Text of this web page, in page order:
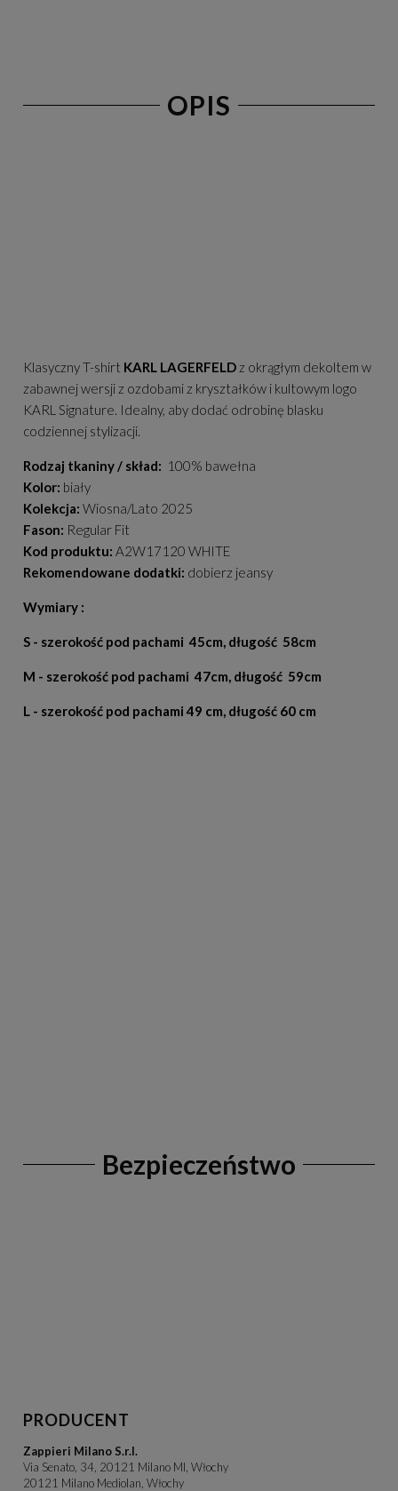
OPIS
Klasyczny T-shirt KARL LAGERFELD z okrągłym dekoltem w
zabawnej wersji z ozdobami z kryształków i kultowym logo
KARL Signature. Idealny, aby dodać odrobinę blasku
codziennej stylizacji.
Rodzaj tkaniny / skład: 100% bawełna
Kolor: biały
Kolekcja: Wiosna/Lato 2025
Fason: Regular Fit
Kod produktu: A2W17120 WHITE
Rekomendowane dodatki: dobierz jeansy
Wymiary :
S - szerokość pod pachami 45cm, długość 58cm
M - szerokość pod pachami 47cm, długość 59cm
L - szerokość pod pachami 49 cm, długość 60 cm
Bezpieczeństwo
PRODUCENT
Zappieri Milano S.r.l.
Via Senato, 34, 20121 Milano MI, Włochy
20121 Milano Mediolan, Włochy